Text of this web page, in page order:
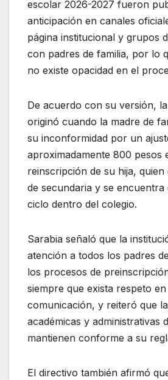
escolar 2026-2027 fueron
anticipación en canales
página institucional y grupos
con padres de familia, por lo
no existe opacidad en el
De acuerdo con su versión,
originó cuando la madre de
su inconformidad por un
aproximadamente 800 pesos
reinscripción de su hija,
de secundaria y se
ciclo dentro del colegio.
Sarabia señaló que la
atención a todos los padres
los procesos de
siempre que exista respeto
comunicación, y reiteró que
académicas y administrativas
mantienen conforme a su
El directivo también afirmó